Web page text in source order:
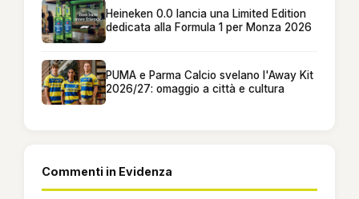
Heineken 0.0 lancia una Limited Edition
dedicata alla Formula 1 per Monza 2026
PUMA e Parma Calcio svelano l'Away Kit
2026/27: omaggio a città e cultura
Commenti in Evidenza